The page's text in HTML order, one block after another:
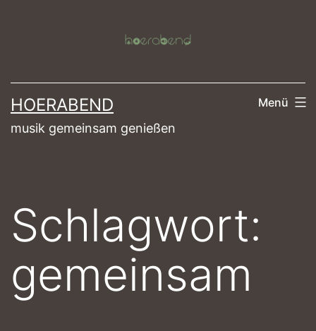
HOERABEND
musik gemeinsam genießen
Menü
Schlagwort:
gemeinsam